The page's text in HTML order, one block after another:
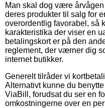
Man skal dog være
deres produkter til salg for
overordentlig favorabel, så
karakteristika der viser en
betalingskort er på den
reglement, der værner dig
internet butikker.
Generelt tilråder vi
Alternativt kunne du
ViaBill, forudsat du ser en
omkostningerne over en